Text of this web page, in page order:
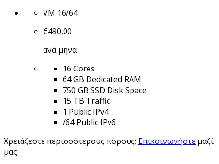
VM 16/64
€490,00
ανά μήνα
16 Cores
64 GB Dedicated RAM
750 GB SSD Disk Space
15 TB Traffic
1 Public IPv4
/64 Public IPv6
Χρειάζεστε περισσότερους πόρους; Επικοινωνήστε μαζί
μας.